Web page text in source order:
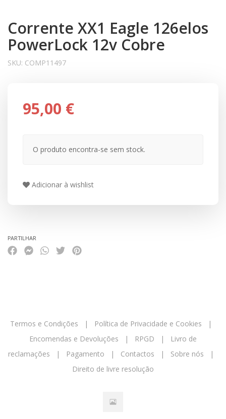
Corrente XX1 Eagle 126elos
PowerLock 12v Cobre
SKU: COMP11497
95,00 €
O produto encontra-se sem stock.
Adicionar à wishlist
PARTILHAR
Termos e Condições | Política de Privacidade e Cookies |
Encomendas e Devoluções | RPGD |
Livro de
reclamações | Pagamento | Contactos | Sobre nós |
Direito de livre resolução